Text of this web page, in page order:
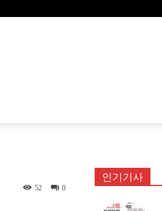
0
52
인기기사